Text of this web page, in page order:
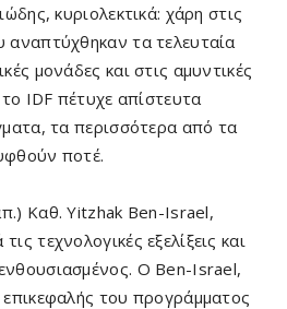
κυριολεκτικά: χάρη στις
αναπτύχθηκαν τα τελευταία
μονάδες και στις αμυντικές
IDF πέτυχε απίστευτα
τα περισσότερα από τα
ποτέ.
Καθ. Yitzhak Ben-Israel,
τεχνολογικές εξελίξεις και
Ο Ben-Israel,
του προγράμματος